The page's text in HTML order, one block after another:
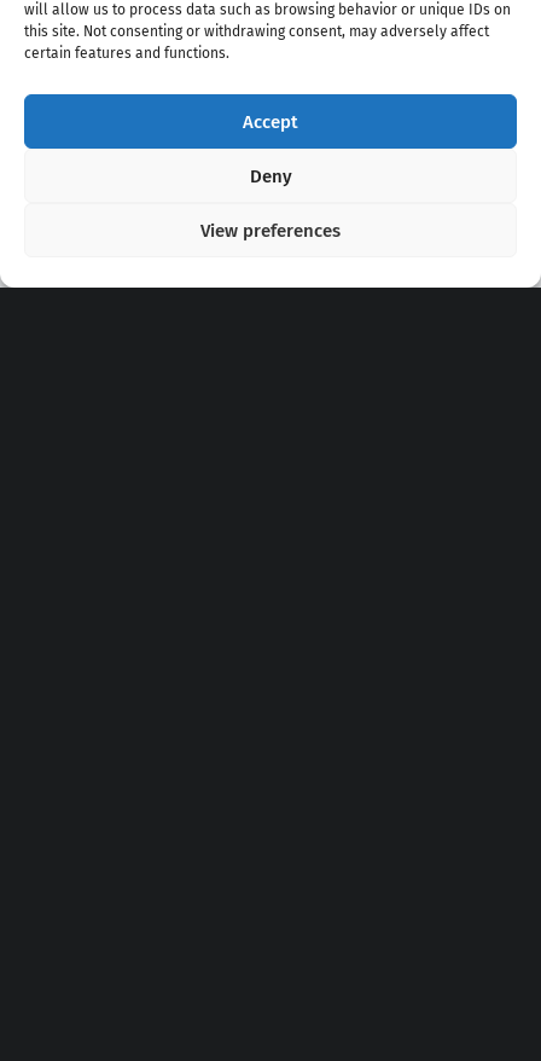
will allow us to process data such as browsing behavior or unique IDs on
this site. Not consenting or withdrawing consent, may adversely affect
certain features and functions.
Accept
Deny
View preferences